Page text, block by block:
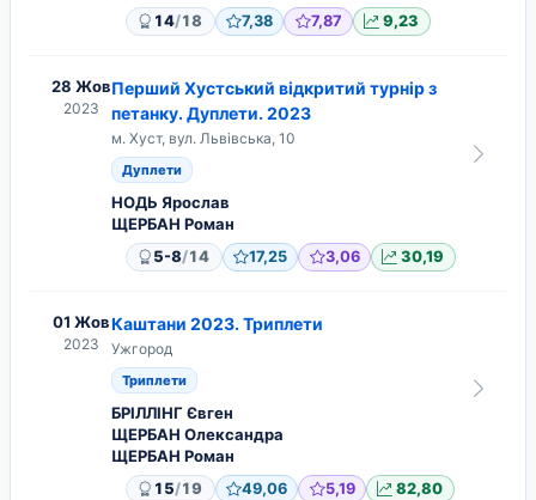
14/18 7,38 7,87 9,23
28 Жов
2023
Перший Хустський відкритий турнір з
петанку. Дуплети. 2023
м. Хуст, вул. Львівська, 10
Дуплети
НОДЬ Ярослав
ЩЕРБАН Роман
5-8/14 17,25 3,06 30,19
01 Жов
2023
Каштани 2023. Триплети
Ужгород
Триплети
БРІЛЛІНГ Євген
ЩЕРБАН Олександра
ЩЕРБАН Роман
15/19 49,06 5,19 82,80